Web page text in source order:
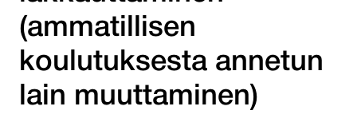
(ammatillisen
koulutuksesta annetun
lain muuttaminen)